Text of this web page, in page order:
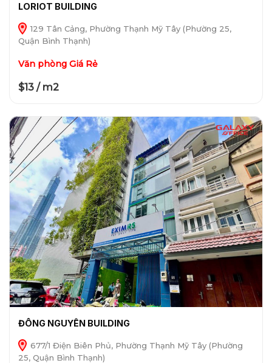
LORIOT BUILDING
129 Tân Cảng, Phường Thạnh Mỹ Tây (Phường 25,
Quận Bình Thạnh)
Văn phòng Giá Rẻ
$13 / m2
ĐÔNG NGUYÊN BUILDING
677/1 Điện Biên Phủ, Phường Thạnh Mỹ Tây (Phường
25, Quận Bình Thạnh)